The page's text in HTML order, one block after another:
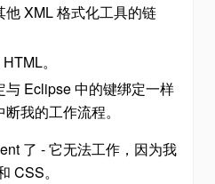
XML 格式化工具的链
。
与 Eclipse 中的键绑定一样
我的工作流程。
了 - 它无法工作，因为我
CSS。